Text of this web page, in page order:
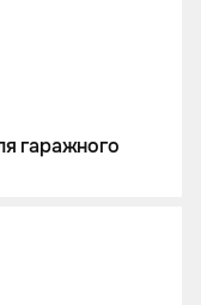
гаражного